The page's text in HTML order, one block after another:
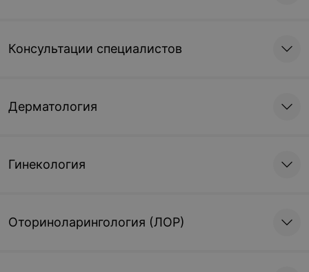
Консультации специалистов
Дерматология
Гинекология
Оториноларингология (ЛОР)